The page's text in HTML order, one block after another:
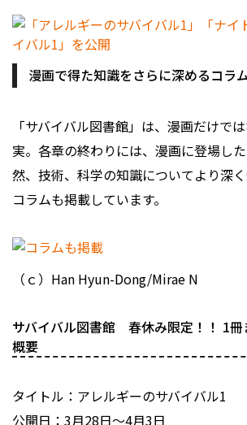
漫画で得た知識をさらに深めるコラ
「サバイバル図書館」は、漫画だけで
実。各章の終わりには、漫画に登場し
然、技術、科学の知識についてより深
コラムも掲載しています。
（ｃ）Han Hyun-Dong/Mirae N
サバイバル図書館 春休み限定！！ 1冊
概要
タイトル：アレルギーのサバイバル1
公開日：3月28日～4月3日